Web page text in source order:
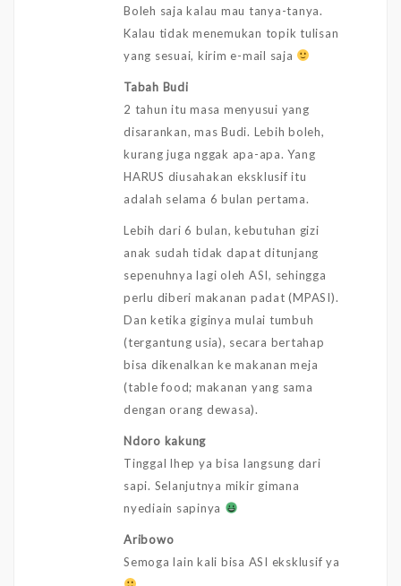
Boleh saja kalau mau tanya-tanya.
Kalau tidak menemukan topik tulisan
yang sesuai, kirim e-mail saja
Tabah Budi
2 tahun itu masa menyusui yang
disarankan, mas Budi. Lebih boleh,
kurang juga nggak apa-apa. Yang
HARUS diusahakan eksklusif itu
adalah selama 6 bulan pertama.
Lebih dari 6 bulan, kebutuhan gizi
anak sudah tidak dapat ditunjang
sepenuhnya lagi oleh ASI, sehingga
perlu diberi makanan padat (MPASI).
Dan ketika giginya mulai tumbuh
(tergantung usia), secara bertahap
bisa dikenalkan ke makanan meja
(table food; makanan yang sama
dengan orang dewasa).
Ndoro kakung
Tinggal lhep ya bisa langsung dari
sapi. Selanjutnya mikir gimana
nyediain sapinya
Aribowo
Semoga lain kali bisa ASI eksklusif ya